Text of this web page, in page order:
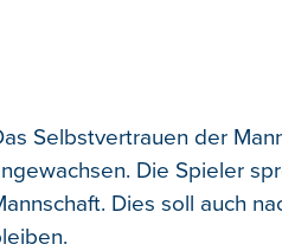
Selbstvertrauen der
Die Spieler
Dies soll auch